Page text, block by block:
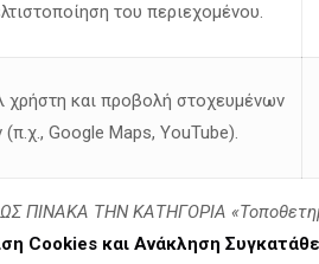
από την
], [16:35],
ετησίως), τονίζοντας ότι η
].
του περιεχομένου.
χρήστη και προβολή στοχευμένων
Google Maps, YouTube).
ΠΙΝΑΚΑ ΤΗΝ ΚΑΤΗΓΟΡΙΑ
Cookies και Ανάκληση